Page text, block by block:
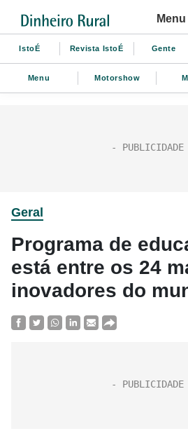
Menu
IstoÉ Revista IstoÉ Gente
Menu Motorshow
Geral
Programa de
está entre os 24
inovadores do